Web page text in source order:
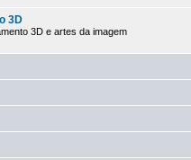
3D
3D e artes da imagem